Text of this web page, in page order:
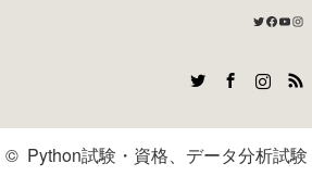
Twitter
Facebook
RSS
© Python試験・資格、データ分析試